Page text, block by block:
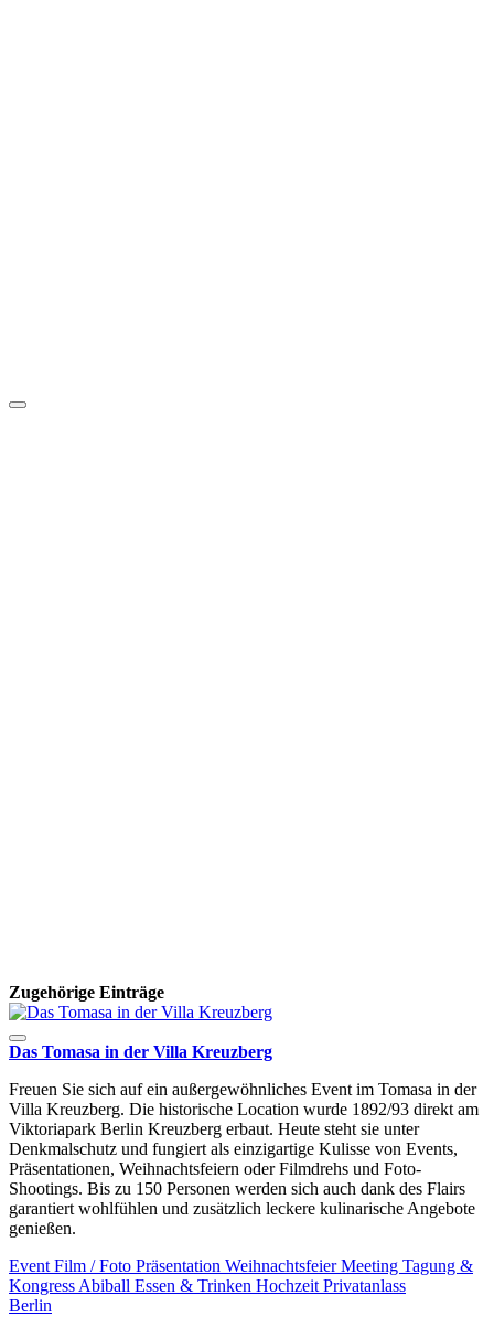
Zugehörige Einträge
Das Tomasa in der Villa Kreuzberg
Freuen Sie sich auf ein außergewöhnliches Event im Tomasa in der
Villa Kreuzberg. Die historische Location wurde 1892/93 direkt am
Viktoriapark Berlin Kreuzberg erbaut. Heute steht sie unter
Denkmalschutz und fungiert als einzigartige Kulisse von Events,
Präsentationen, Weihnachtsfeiern oder Filmdrehs und Foto-
Shootings. Bis zu 150 Personen werden sich auch dank des Flairs
garantiert wohlfühlen und zusätzlich leckere kulinarische Angebote
genießen.
Event Film / Foto Präsentation WeihnachtsfeierMeeting Tagung &
Kongress Abiball Essen & Trinken Hochzeit Privatanlass
Berlin